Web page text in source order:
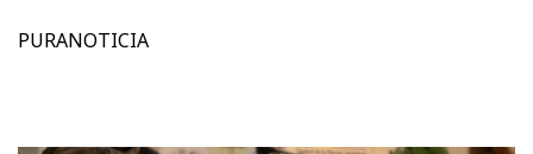
PURANOTICIA